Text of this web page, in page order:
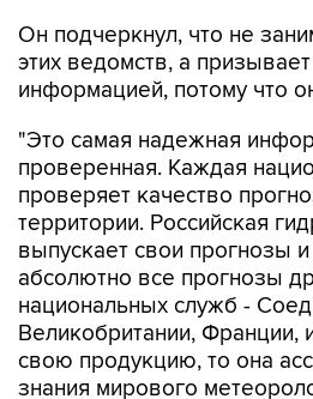
Он подчеркнул, что не
этих ведомств, а
информацией, потому что
"Это самая надежная
проверенная. Каждая
проверяет качество
территории. Российская
выпускает свои прогнозы
абсолютно все прогнозы
национальных служб -
Великобритании, Франции,
свою продукцию, то она
знания мирового